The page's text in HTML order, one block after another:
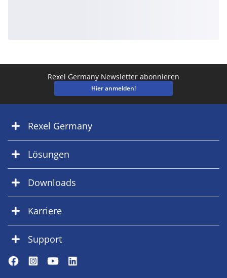
Rexel Germany Newsletter abonnieren
Hier anmelden!
Rexel Germany
Lösungen
Downloads
Karriere
Support